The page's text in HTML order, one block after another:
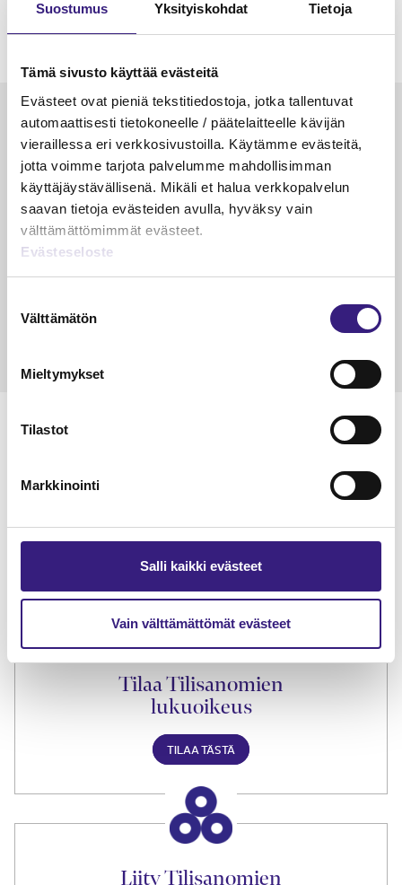
Suostumus Yksityiskohdat Tietoja
Tämä sivusto käyttää evästeitä
Evästeet ovat pieniä tekstitiedostoja, jotka tallentuvat
automaattisesti tietokoneelle / päätelaitteelle kävijän
vieraillessa eri verkkosivustoilla. Käytämme evästeitä,
jotta voimme tarjota palvelumme mahdollisimman
käyttäjäystävällisenä. Mikäli et halua verkkopalvelun
saavan tietoja evästeiden avulla, hyväksy vain
välttämättömimmät evästeet.
Evästeseloste
valinta
Välttämätön
Mieltymykset
Tilastot
Markkinointi
Salli kaikki evästeet
Vain välttämättömät evästeet
Luetuimmat
VEROTUS
Kulu­veloitukset arvon­lisä­
verotuksessa – omien kulujen
veloitus, kulujen edelleen­
veloitus ja läpi­laskutus
Tilaa Tilisanomien
lukuoikeus
TILAA TÄSTÄ
Liity Tilisanomien